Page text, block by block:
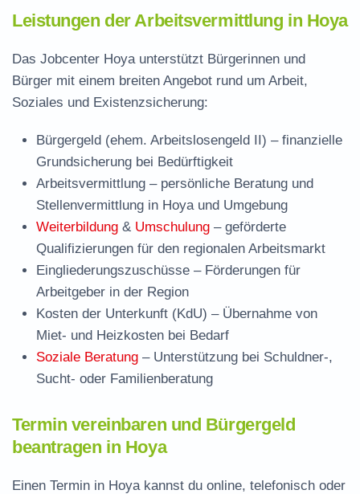
Leistungen der Arbeitsvermittlung in Hoya
Das Jobcenter Hoya unterstützt Bürgerinnen und
Bürger mit einem breiten Angebot rund um Arbeit,
Soziales und Existenzsicherung:
Bürgergeld (ehem. Arbeitslosengeld II) – finanzielle
Grundsicherung bei Bedürftigkeit
Arbeitsvermittlung – persönliche Beratung und
Stellenvermittlung in Hoya und Umgebung
Weiterbildung & Umschulung – geförderte
Qualifizierungen für den regionalen Arbeitsmarkt
Eingliederungszuschüsse – Förderungen für
Arbeitgeber in der Region
Kosten der Unterkunft (KdU) – Übernahme von
Miet- und Heizkosten bei Bedarf
Soziale Beratung – Unterstützung bei Schuldner-,
Sucht- oder Familienberatung
Termin vereinbaren und Bürgergeld
beantragen in Hoya
Einen Termin in Hoya kannst du online, telefonisch oder